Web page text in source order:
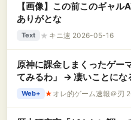
【画像】この前このギャ
ありがとな
Text ★ キニ速 2026-05-16
原神に課金しまくったゲー
てみるわ」 → 凄いことにな
Web+ ★ オレ的ゲーム速報＠刃